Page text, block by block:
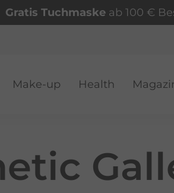
Gratis Tuchmaskeab 100 €
Make-up Health